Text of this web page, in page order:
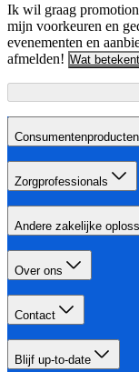
Ik wil graag
mijn voorkeuren en
evenementen en
afmelden! Wat
Consumentenproducten
Zorgprofessionals
Andere zakelijke
Over ons
Contact
Blijf up-to-date